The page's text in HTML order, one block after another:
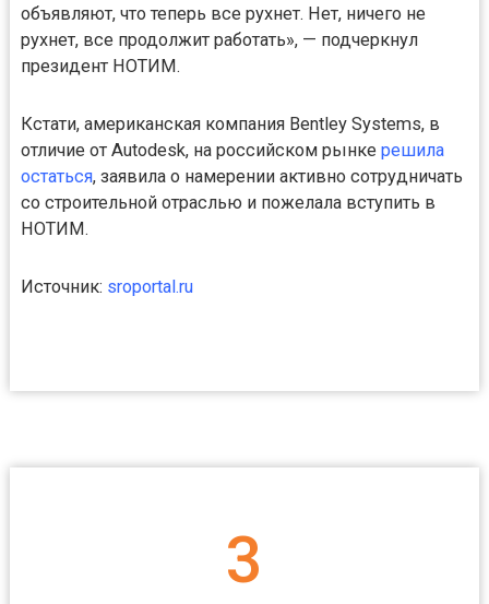
объявляют, что теперь все рухнет. Нет, ничего не
рухнет, все продолжит работать», — подчеркнул
президент НОТИМ.
Кстати, американская компания Bentley Systems, в
отличие от Autodesk, на российском рынке решила
остаться, заявила о намерении активно сотрудничать
со строительной отраслью и пожелала вступить в
НОТИМ.
Источник: sroportal.ru
3